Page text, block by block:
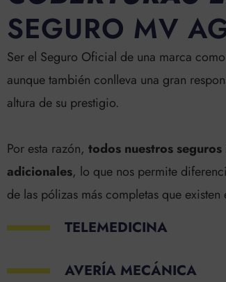
SEGURO MV
Ser el Seguro Oficial de una marca
aunque también conlleva una gran
altura de su prestigio.
Por esta razón, todos nuestros
adicionales, lo que nos permite
de las pólizas más completas que
TELEMEDICINA
AVERÍA MECÁNICA